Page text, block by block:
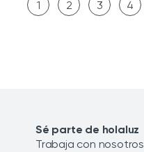
1 2 3 4
Sé parte de holaluz
Trabaja con nosotros